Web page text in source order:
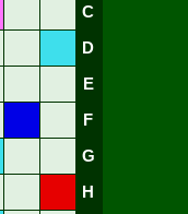
C
D
E
F
G
H